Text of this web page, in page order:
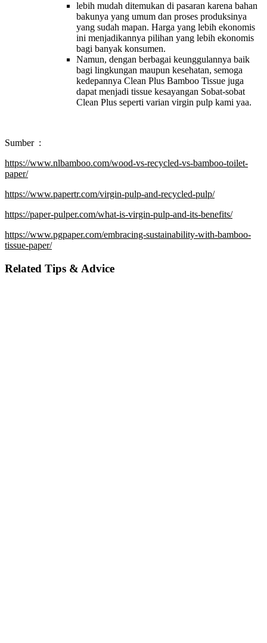
lebih mudah ditemukan di pasaran karena bahan
bakunya yang umum dan proses produksinya
yang sudah mapan. Harga yang lebih ekonomis
ini menjadikannya pilihan yang lebih ekonomis
bagi banyak konsumen.
Namun, dengan berbagai keunggulannya baik
bagi lingkungan maupun kesehatan, semoga
kedepannya Clean Plus Bamboo Tissue juga
dapat menjadi tissue kesayangan Sobat-sobat
Clean Plus seperti varian virgin pulp kami yaa.
Sumber :
https://www.nlbamboo.com/wood-vs-recycled-vs-bamboo-toilet-
paper/
https://www.papertr.com/virgin-pulp-and-recycled-pulp/
https://paper-pulper.com/what-is-virgin-pulp-and-its-benefits/
https://www.pgpaper.com/embracing-sustainability-with-bamboo-
tissue-paper/
Related Tips & Advice